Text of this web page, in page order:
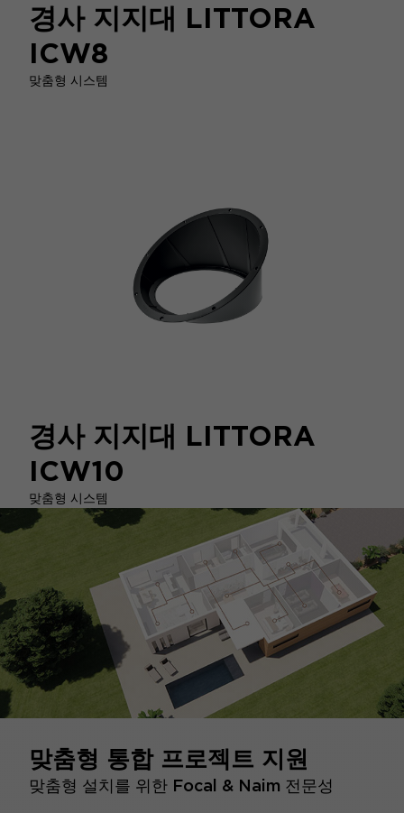
경사 지지대 LITTORA
ICW8
맞춤형 시스템
경사 지지대 LITTORA
ICW10
맞춤형 시스템
맞춤형 통합 프로젝트 지원
맞춤형 설치를 위한 Focal & Naim 전문성